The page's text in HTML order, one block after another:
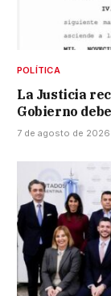
POLÍTICA
La Justicia
Gobierno
7 de agosto de 2026